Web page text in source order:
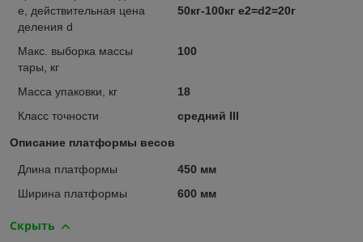
e, действительная цена
деления d
50кг-100кг e2=d2=20г
Макс. выборка массы
тары, кг
100
Масса упаковки, кг
18
Класс точности
средний III
Описание платформы весов
Длина платформы
450 мм
Ширина платформы
600 мм
Скрыть